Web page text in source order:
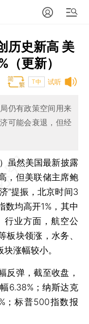
历史新高 美
更新）
试听
T中
仍有政策空间用来
可能会衰退，但经
虽然美国最新披露
，但美联储主席鲍
”提振，北京时间3
数均高开1%，其中
行业方面，航空公
板块领涨，水务、
涨幅较小。
弹，截至收盘，
6.38%；纳斯达克
；标普500指数报